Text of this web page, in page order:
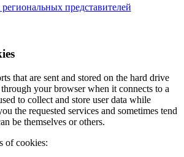
представителей
that are sent and stored on the hard drive
your browser when it connects to a
to collect and store user data while
the requested services and sometimes tend
be themselves or others.
of cookies: